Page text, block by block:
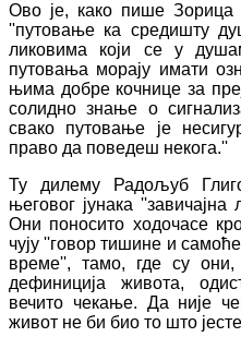
Ово је, како пише
''путовање ка средишту
ликовима који се у
путовања морају имати
њима добре кочнице за
солидно знање о
свако путовање је
право да поведеш некога.''
Ту дилему Радољуб
његовог јунака
Они поносито ходочасе
чују ''говор тишине и
време'', тамо, где су они,
дефиниција живота,
вечито чекање. Да није
живот не би био то што